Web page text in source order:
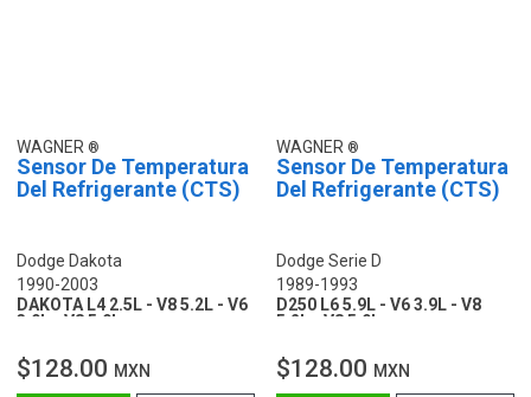
WAGNER
Sensor De Temperatura
Del Refrigerante (CTS)
Dodge Dakota
1990-2003
DAKOTA L4 2.5L - V8 5.2L - V6
3.9L - V8 5.9L
$128.00 MXN
WAGNER
Sensor De Temperatura
Del Refrigerante (CTS)
Dodge Serie D
1989-1993
D250 L6 5.9L - V6 3.9L - V8
5.2L - V8 5.9L
$128.00 MXN